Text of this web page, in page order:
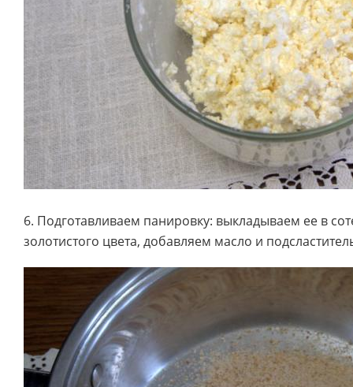
6. Подготавливаем панировку: выкладываем ее в
золотистого цвета, добавляем масло и